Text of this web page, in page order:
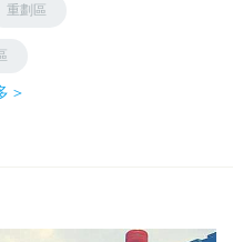
重劃區
＞